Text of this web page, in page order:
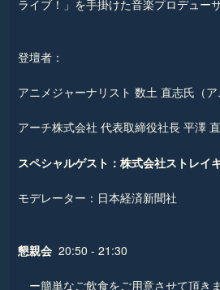
ライブ！」を手掛けた音楽プロデュー
登壇者：
アニメジャーナリスト 数土 直志氏（
アーチ株式会社 代表取締役社長 平澤
スペシャルゲスト：株式会社ストレ
モデレーター：日本経済新聞社
懇親会 20:50 - 21:30
ー簡単なご飲食をご用意させて頂きま